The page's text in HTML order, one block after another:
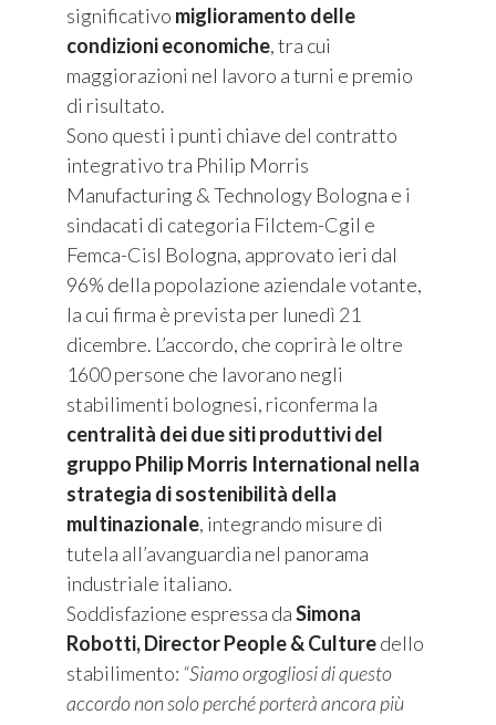
significativo miglioramento delle
condizioni economiche, tra cui
maggiorazioni nel lavoro a turni e premio
di risultato.
Sono questi i punti chiave del contratto
integrativo tra Philip Morris
Manufacturing & Technology Bologna e i
sindacati di categoria Filctem-Cgil e
Femca-Cisl Bologna, approvato ieri dal
96% della popolazione aziendale votante,
la cui firma è prevista per lunedì 21
dicembre. L’accordo, che coprirà le oltre
1600 persone che lavorano negli
stabilimenti bolognesi, riconferma la
centralità dei due siti produttivi del
gruppo Philip Morris International nella
strategia di sostenibilità della
multinazionale, integrando misure di
tutela all’avanguardia nel panorama
industriale italiano.
Soddisfazione espressa daSimona
Robotti, Director People & Culturedello
stabilimento: “Siamo orgogliosi di questo
accordo non solo perché porterà ancora più